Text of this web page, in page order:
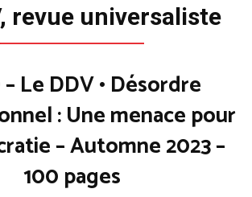
revue universaliste
– Le DDV • Désordre
: Une menace pour
– Automne 2023 –
100 pages